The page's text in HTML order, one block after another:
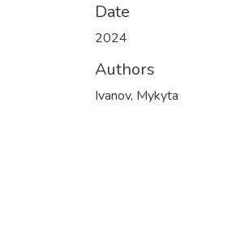
Date
2024
Authors
Ivanov, Mykyta